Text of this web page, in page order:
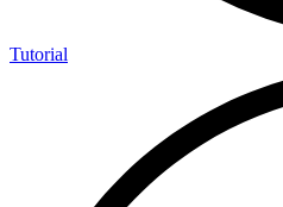
Tutorial